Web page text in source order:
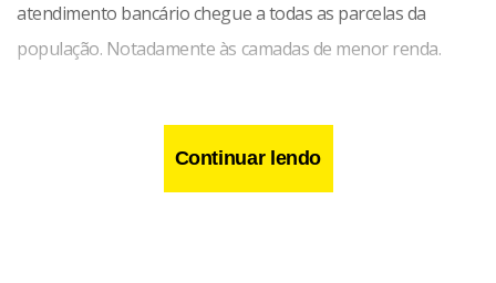
atendimento bancário chegue a todas as parcelas da
população. Notadamente às camadas de menor renda.
Continuar lendo